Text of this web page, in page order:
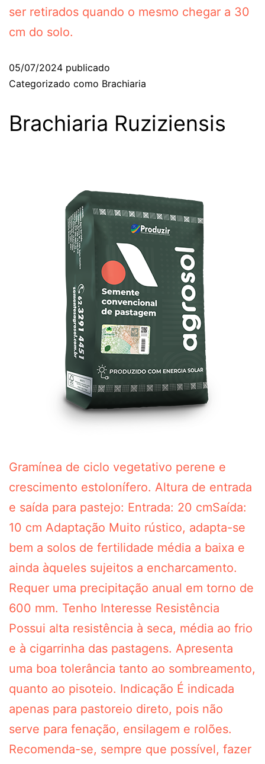
ser retirados quando o mesmo chegar a 30
cm do solo.
05/07/2024 publicado
Categorizado como Brachiaria
Brachiaria Ruziziensis
Gramínea de ciclo vegetativo perene e
crescimento estolonífero. Altura de entrada
e saída para pastejo: Entrada: 20 cmSaída:
10 cm Adaptação Muito rústico, adapta-se
bem a solos de fertilidade média a baixa e
ainda àqueles sujeitos a encharcamento.
Requer uma precipitação anual em torno de
600 mm. Tenho Interesse Resistência
Possui alta resistência à seca, média ao frio
e à cigarrinha das pastagens. Apresenta
uma boa tolerância tanto ao sombreamento,
quanto ao pisoteio. Indicação É indicada
apenas para pastoreio direto, pois não
serve para fenação, ensilagem e rolões.
Recomenda-se, sempre que possível, fazer